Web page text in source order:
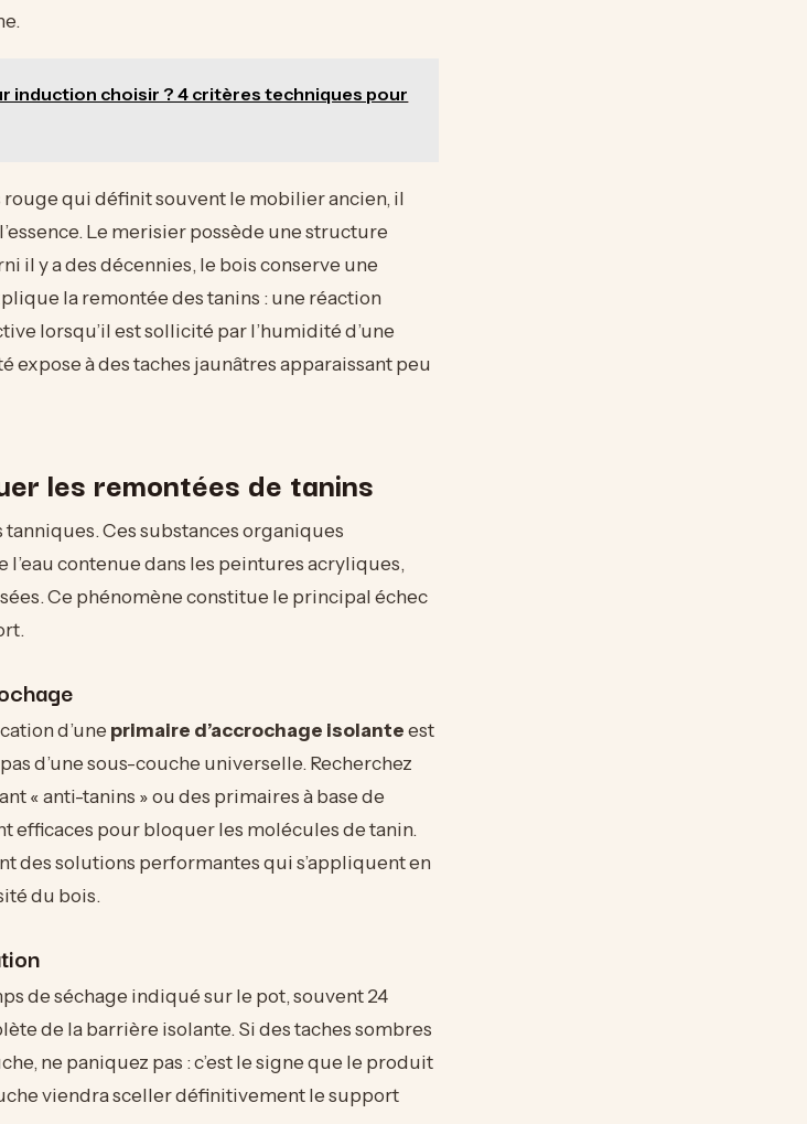
induction choisir ? 4 critères techniques pour
rouge qui définit souvent le mobilier ancien, il
Le merisier possède une structure
il y a des décennies, le bois conserve une
la remontée des tanins : une réaction
lorsqu’il est sollicité par l’humidité d’une
expose à des taches jaunâtres apparaissant peu
les remontées de tanins
Ces substances organiques
l’eau contenue dans les peintures acryliques,
Ce phénomène constitue le principal échec
d’une primaire d’accrochage isolanteest
d’une sous-couche universelle. Recherchez
« anti-tanins » ou des primaires à base de
efficaces pour bloquer les molécules de tanin.
des solutions performantes qui s’appliquent en
du bois.
de séchage indiqué sur le pot, souvent 24
de la barrière isolante. Si des taches sombres
ne paniquez pas : c’est le signe que le produit
viendra sceller définitivement le support